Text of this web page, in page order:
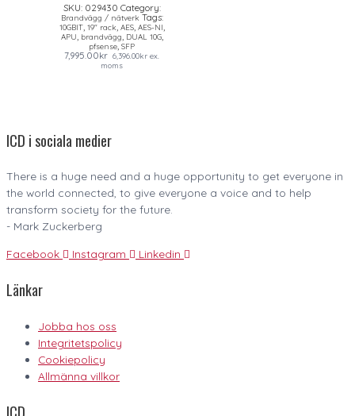
SKU: 029430 Category:
Brandvägg / nätverk Tags:
10GBIT, 19" rack AES, AES-NI
APU brandvägg DUAL 10G,
pfsense,SFP
7,995.00kr 6,396.00kr ex.
moms
ICD i sociala medier
There is a huge need and a huge opportunity to get everyone in
the world connected, to give everyone a voice and to help
transform society for the future.
- Mark Zuckerberg
Facebook Instagram Linkedin
Länkar
Jobba hos oss
Integritetspolicy
Cookiepolicy
Allmänna villkor
ICD